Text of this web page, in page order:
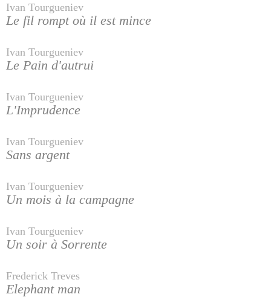
Ivan Tourgueniev
Le fil rompt où il est mince
Ivan Tourgueniev
Le Pain d'autrui
Ivan Tourgueniev
L'Imprudence
Ivan Tourgueniev
Sans argent
Ivan Tourgueniev
Un mois à la campagne
Ivan Tourgueniev
Un soir à Sorrente
Frederick Treves
Elephant man